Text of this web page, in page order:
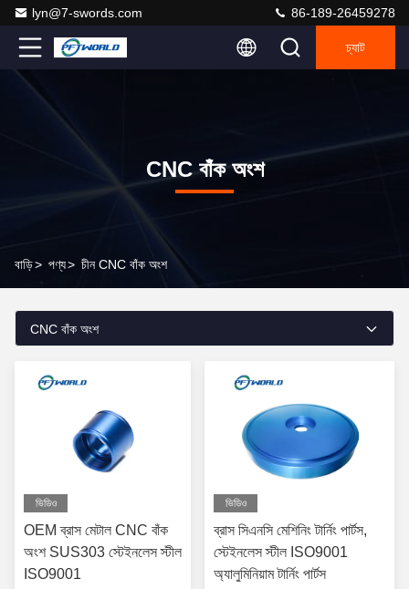
lyn@7-swords.com 86-189-26459278
চ্যাট
CNC বাঁক অংশ
বাড়ি> পণ্য> চীন CNC বাঁক অংশ
CNC বাঁক অংশ
ভিডিও
OEM ব্রাস মেটাল CNC বাঁক
অংশ SUS303 স্টেইনলেস স্টীল
ISO9001
ভিডিও
ব্রাস সিএনসি মেশিনিং টার্নিং পার্টস,
স্টেইনলেস স্টীল ISO9001
অ্যালুমিনিয়াম টার্নিং পার্টস